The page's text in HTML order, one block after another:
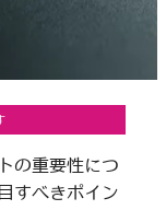
の重要性につ
すべきポイン